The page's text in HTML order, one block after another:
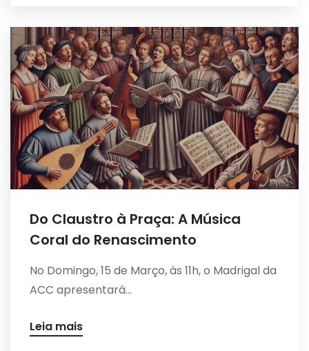
Do Claustro à Praça: A Música
Coral do Renascimento
No Domingo, 15 de Março, às 11h, o Madrigal da
ACC apresentará...
Leia mais